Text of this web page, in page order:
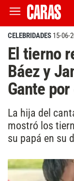
CELEBRIDADES 15-06-
El tierno
Báez y
Gante
La hija del
mostró los
su papá en su